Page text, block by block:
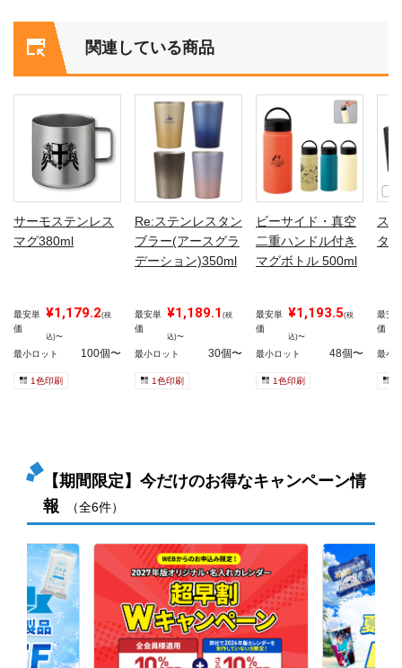
関連している商品
サーモステンレス
マグ380ml
最安単
価
¥1,179.2(税
込)〜
最小ロット 100個〜
1色印刷
Re:ステンレスタン
ブラー(アースグラ
デーション)350ml
最安単
価
¥1,189.1(税
込)〜
最小ロット 30個〜
1色印刷
ビーサイド・真空
二重ハンドル付き
マグボトル 500ml
最安単
価
¥1,193.5(税
込)〜
最小ロット 48個〜
1色印刷
ス
タ
最安
価
最小
【期間限定】今だけのお得なキャンペーン情
報
（全6件）